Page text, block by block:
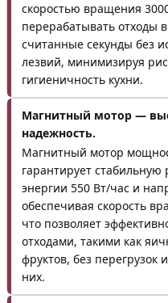
скоростью вращения
перерабатывать отходы
считанные секунды без
лезвий, минимизируя
гигиеничность кухни.
Магнитный мотор —
надежность.
Магнитный мотор
гарантирует стабильную
энергии 550 Вт/час и
обеспечивая скорость
что позволяет
отходами, такими как
фруктов, без перегрузок
них.